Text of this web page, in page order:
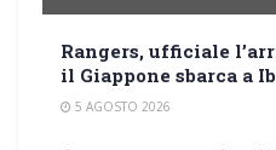
Rangers, ufficiale
il Giappone sbarca a
5 AGOSTO 2026